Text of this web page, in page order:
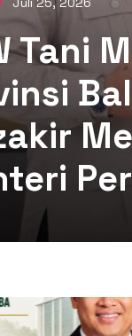
Juli 25, 2026
Tani